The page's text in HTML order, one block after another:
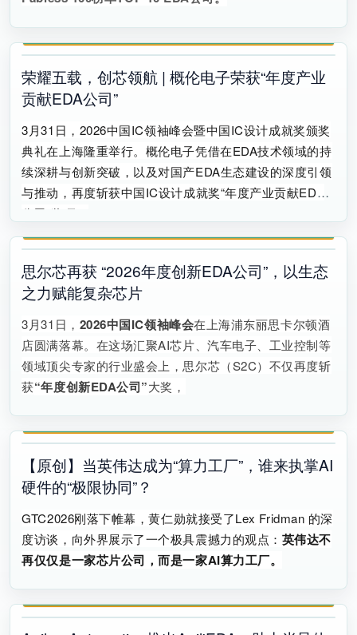
荣耀五载，创芯领航 | 概伦电子荣获“年度产业
贡献EDA公司”
3月31日，2026中国IC领袖峰会暨中国IC设计成就奖颁奖
典礼在上海隆重举行。概伦电子凭借在EDA技术领域的持
续深耕与创新突破，以及对国产EDA生态建设的深度引领
与推动，再度斩获中国IC设计成就奖“年度产业贡献EDA
公司”奖项。
思尔芯再获 “2026年度创新EDA公司”，以生态
之力赋能复杂芯片
3月31日， 2026中国IC领袖峰会在上海浦东丽思卡尔顿酒
店圆满落幕。在这场汇聚AI芯片、汽车电子、工业控制等
领域顶尖专家的行业盛会上，思尔芯（S2C）不仅再度斩
获“年度创新EDA公司”大奖，
【原创】当英伟达成为“算力工厂”，谁来执掌AI
硬件的“极限协同”？
GTC2026刚落下帷幕，黄仁勋就接受了Lex Fridman 的深
度访谈， 向外界展示了一个极具震撼力的观点： 英伟达不
再仅仅是一家芯片公司，而是一家AI算力工厂。